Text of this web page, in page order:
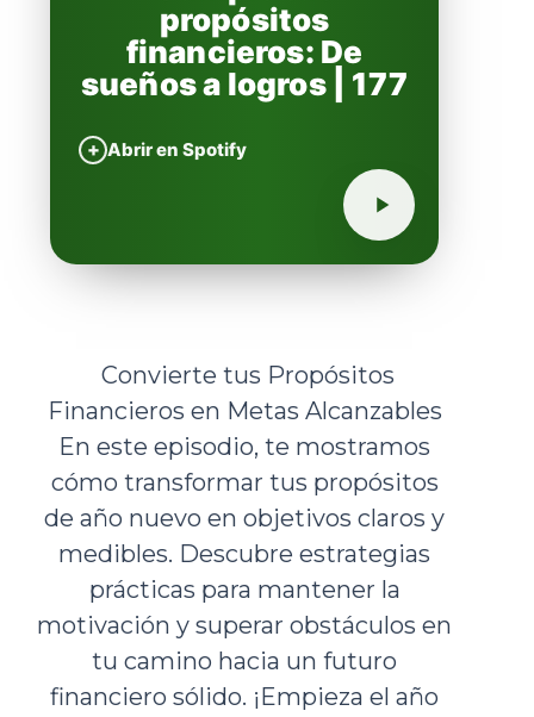
propósitos
financieros: De
sueños a logros | 177
+ Abrir en Spotify
️ Convierte tus Propósitos
Financieros en Metas Alcanzables
En este episodio, te mostramos
cómo transformar tus propósitos
de año nuevo en objetivos claros y
medibles. Descubre estrategias
prácticas para mantener la
motivación y superar obstáculos en
tu camino hacia un futuro
financiero sólido. ¡Empieza el año